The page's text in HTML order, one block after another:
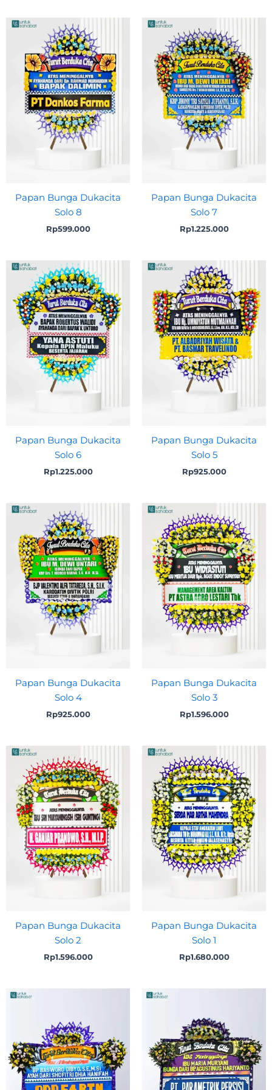
Papan Bunga Dukacita
Solo 8
Rp599.000
Papan Bunga Dukacita
Solo 7
Rp1.225.000
Papan Bunga Dukacita
Solo 6
Rp1.225.000
Papan Bunga Dukacita
Solo 5
Rp925.000
Papan Bunga Dukacita
Solo 4
Rp925.000
Papan Bunga Dukacita
Solo 3
Rp1.596.000
Papan Bunga Dukacita
Solo 2
Rp1.596.000
Papan Bunga Dukacita
Solo 1
Rp1.680.000